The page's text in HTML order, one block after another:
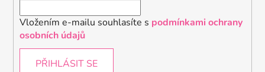
Vložením e-mailu souhlasíte s podmínkami ochrany
osobních údajů
PŘIHLÁSIT SE